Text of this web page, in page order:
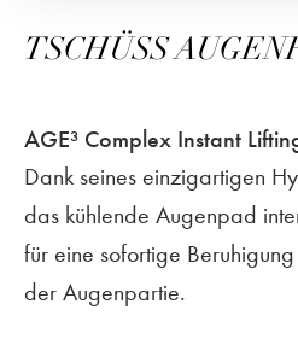
TSCHÜSS
AGE³ Complex Instant
Dank seines einzigartigen
das kühlende Augenpad
für eine sofortige
der Augenpartie.